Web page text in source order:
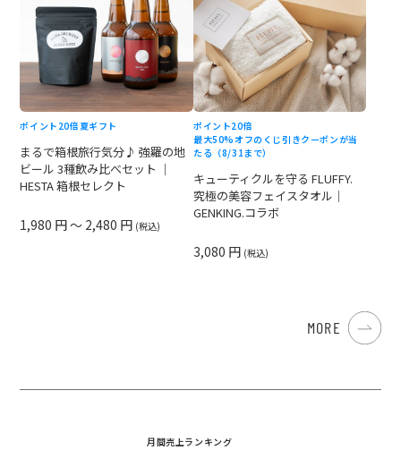
ポイント20倍 夏ギフト
まるで箱根旅行気分♪ 強羅の地
ビール 3種飲み比べセット ｜
HESTA 箱根セレクト
1,980 円 ～ 2,480 円 (税込)
ポイント20倍
最大50%オフのくじ引きクーポンが当
たる（8/31まで）
キューティクルを守る FLUFFY.
究極の美容フェイスタオル｜
GENKING.コラボ
3,080 円 (税込)
MORE
月間売上ランキング